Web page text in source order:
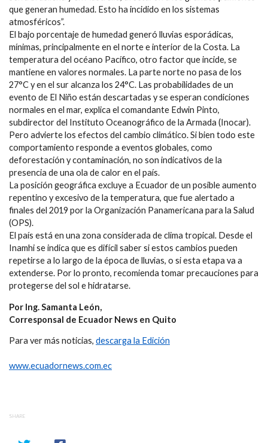
que generan humedad. Esto ha incidido en los sistemas
atmosféricos”.
El bajo porcentaje de humedad generó lluvias esporádicas,
mínimas, principalmente en el norte e interior de la Costa. La
temperatura del océano Pacífico, otro factor que incide, se
mantiene en valores normales. La parte norte no pasa de los
27°C y en el sur alcanza los 24°C. Las probabilidades de un
evento de El Niño están descartadas y se esperan condiciones
normales en el mar, explica el comandante Edwin Pinto,
subdirector del Instituto Oceanográfico de la Armada (Inocar).
Pero advierte los efectos del cambio climático. Si bien todo este
comportamiento responde a eventos globales, como
deforestación y contaminación, no son indicativos de la
presencia de una ola de calor en el país.
La posición geográfica excluye a Ecuador de un posible aumento
repentino y excesivo de la temperatura, que fue alertado a
finales del 2019 por la Organización Panamericana para la Salud
(OPS).
El país está en una zona considerada de clima tropical. Desde el
Inamhi se indica que es difícil saber si estos cambios pueden
repetirse a lo largo de la época de lluvias, o si esta etapa va a
extenderse. Por lo pronto, recomienda tomar precauciones para
protegerse del sol e hidratarse.
Por Ing. Samanta León,
Corresponsal de Ecuador News en Quito
Para ver más noticias, descarga la Edición
www.ecuadornews.com.ec
SHARE